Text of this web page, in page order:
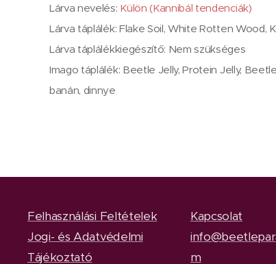
Lárva nevelés: Külön (Kannibál tendenciák)
Lárva táplálék: Flake Soil, White Rotten Wood,
Lárva táplálékkiegészítő: Nem szükséges
Imago táplálék: Beetle Jelly, Protein Jelly,
banán, dinnye
Felhasználási Feltételek
Jogi- és Adatvédelmi
Tájékoztató
Kapcsolat
m